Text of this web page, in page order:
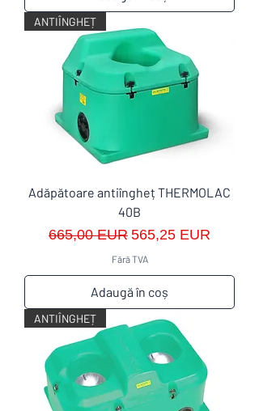
ANTIÎNGHEȚ
Adăpătoare antiîngheț THERMOLAC
40B
Preț normal
665,00 EUR Preț redus
565,25 EUR
Fără TVA
Adaugă în coș
ANTIÎNGHEȚ